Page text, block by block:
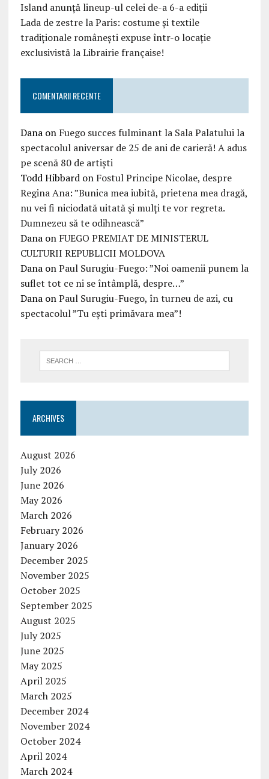
Island anunță lineup-ul celei de-a 6-a ediții
Lada de zestre la Paris: costume și textile
tradiționale românești expuse într-o locație
exclusivistă la Librairie française!
COMENTARII RECENTE
Danaon Fuego succes fulminant la Sala Palatului la
spectacolul aniversar de 25 de ani de carieră! A adus
pe scenă 80 de artiști
Todd Hibbardon Fostul Principe Nicolae, despre
Regina Ana: ”Bunica mea iubită, prietena mea dragă,
nu vei fi niciodată uitată şi mulţi te vor regreta.
Dumnezeu să te odihnească”
Danaon FUEGO PREMIAT DE MINISTERUL
CULTURII REPUBLICII MOLDOVA
DanaonPaul Surugiu-Fuego: ”Noi oamenii punem la
suflet tot ce ni se întâmplă, despre…”
DanaonPaul Surugiu-Fuego, în turneu de azi, cu
spectacolul ”Tu ești primăvara mea”!
ARCHIVES
August 2026
July 2026
June 2026
May 2026
March 2026
February 2026
January 2026
December 2025
November 2025
October 2025
September 2025
August 2025
July 2025
June 2025
May 2025
April 2025
March 2025
December 2024
November 2024
October 2024
April 2024
March 2024